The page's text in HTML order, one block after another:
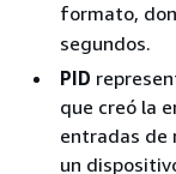
formato,
segundos.
PID
que creó la
entradas de
un